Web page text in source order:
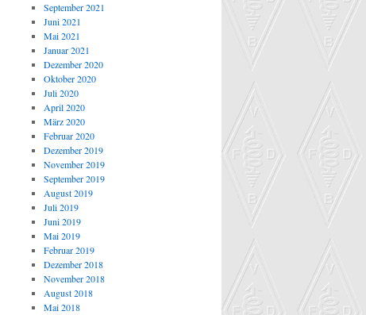
September 2021
Juni 2021
Mai 2021
Januar 2021
Dezember 2020
Oktober 2020
Juli 2020
April 2020
März 2020
Februar 2020
Dezember 2019
November 2019
September 2019
August 2019
Juli 2019
Juni 2019
Mai 2019
Februar 2019
Dezember 2018
November 2018
August 2018
Mai 2018